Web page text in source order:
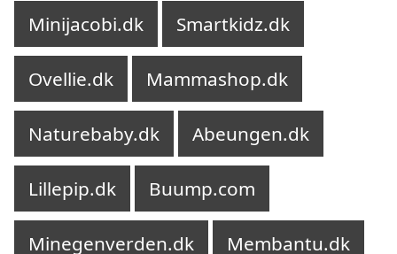
Minijacobi.dk Smartkidz.dk
Ovellie.dk Mammashop.dk
Naturebaby.dk Abeungen.dk
Lillepip.dk Buump.com
Minegenverden.dk Membantu.dk